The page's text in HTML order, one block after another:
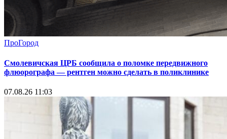
ПроГород
Смолевичская ЦРБ сообщила о поломке передвижного
флюорографа — рентген можно сделать в поликлинике
07.08.26 11:03